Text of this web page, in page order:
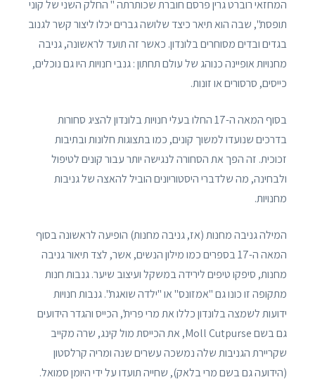
המחזאי רוברט גרין פרסם חוברת שכותרתה " החלק השני של קוני
תופסת", שבה הוא תיאר כיצד שלושה גברים יכלו ליצור קשר לגנוב
בגדים ובדים מסוחרים בלונדון. כאשר זה תועד לראשונה, גניבה
מחנויות אופיינה כנוהג של עולם תחתון : גנבי חנויות היו גם נוכלים,
כייסים, סרסורים או זונות.
בסוף המאה ה-17 החלו בעלי חנויות בלונדון להציג סחורות
בדרכים שנועדו למשוך קונים, כמו בתצוגות חלונות ובתיבות
זכוכית. זה הפך את הסחורה לנגישה יותר עבור קונים לטיפול
ולבחינה, מה שלדברי היסטוריונים הוביל להאצה של גניבות
מחנויות.
המילה גניבה מחנות (אז, גניבה מחנות) הופיעה לראשונה בסוף
המאה ה-17 בספרים כמו מילון הנשים, אשר, לצד תיאור גניבה
מחנות, סיפקו טיפים לירידה במשקל ועיצוב שיער. גנבות חנות
מתקופה זו כונו גם "אמזונס" או "ילדה שואגת". גנבות חנויות
ידועות לשמצה בלונדון כללו את מרי פרית', הכייס והגדר הידועים
גם בשם Moll Cutpurse, את הכייסת מול קינג, שרה מקייב
שקריירת הגניבות שלה נמשכה עשרים שנה ומריה קרלסטון
(הידועה גם בשם מרי בלאק), שחייה תועדו על ידי היומן סמואל.